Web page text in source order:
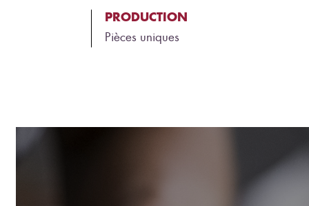
PRODUCTION
Pièces uniques